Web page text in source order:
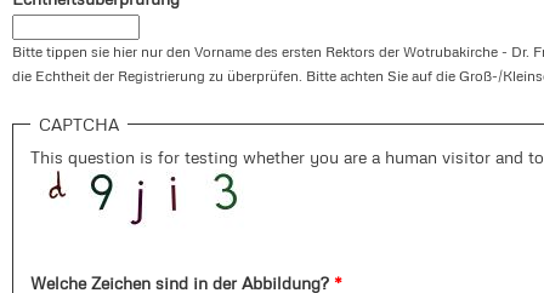
Bitte tippen sie hier nur den Vorname des ersten Rektors der Wotrubakirche - Dr.
die Echtheit der Registrierung zu überprüfen. Bitte achten Sie auf die Groß-/
CAPTCHA
This question is for testing whether you are a human visitor and
Welche Zeichen sind in der Abbildung? *